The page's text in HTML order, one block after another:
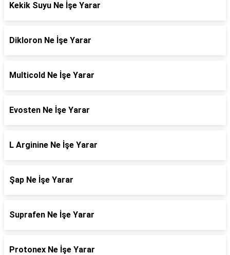
Kekik Suyu Ne İşe Yarar
Dikloron Ne İşe Yarar
Multicold Ne İşe Yarar
Evosten Ne İşe Yarar
L Arginine Ne İşe Yarar
Şap Ne İşe Yarar
Suprafen Ne İşe Yarar
Protonex Ne İşe Yarar